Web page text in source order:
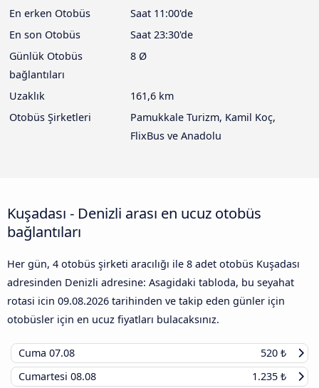
En erken Otobüs
Saat 11:00'de
En son Otobüs
Saat 23:30'de
Günlük Otobüs
bağlantıları
8 Ø
Uzaklık
161,6 km
Otobüs Şirketleri
Pamukkale Turizm, Kamil Koç,
FlixBus ve Anadolu
Kuşadası - Denizli arası en ucuz otobüs
bağlantıları
Her gün, 4 otobüs şirketi aracılığı ile 8 adet otobüs Kuşadası
adresinden Denizli adresine: Asagidaki tabloda, bu seyahat
rotasi icin 09.08.2026 tarihinden ve takip eden günler için
otobüsler için en ucuz fiyatları bulacaksınız.
Cuma 07.08
520 ₺
Cumartesi 08.08
1.235 ₺